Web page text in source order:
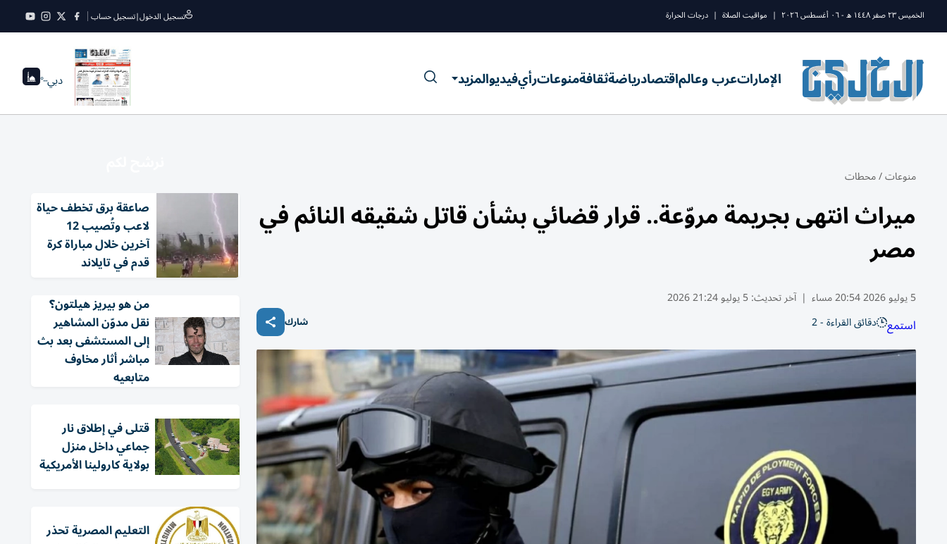
الخميس ٢٣ صفر ١٤٤٨ ه - ٠٦ أغسطس ٢٠٢٦ | مواقيت الصلاة | درجات الحرارة تسجيل الدخول|تسجيل حساب
الإماراتعرب وعالماقتصادرياضةثقافةمنوعاترأيفيديوالمزيد دبي--°
منوعات/محطات
ميراث انتهى بجريمة مروّعة.. قرار قضائي بشأن قاتل شقيقه النائم في
مصر
5 يوليو 2026 20:54 مساء | آخر تحديث:5 يوليو 21:24 2026
استمع دقائق القراءة - 2 شارك
صاعقة برق تخطف حياة
لاعب وتُصيب 12
آخرين خلال مباراة كرة
قدم في تايلاند
من هو بيريز هيلتون؟
نقل مدوّن المشاهير
إلى المستشفى بعد بث
مباشر أثار مخاوف
متابعيه
قتلى في إطلاق نار
جماعي داخل منزل
بولاية كارولينا الأمريكية
التعليم المصرية تحذر